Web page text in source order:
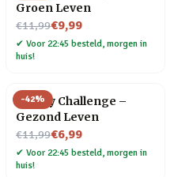
Groen Leven
€11,99
Nu voor€9,99
✔ Voor 22:45 besteld, morgen in
huis!
-42%
30 Day Challenge –
Gezond Leven
€11,99
Nu voor€6,99
✔ Voor 22:45 besteld, morgen in
huis!